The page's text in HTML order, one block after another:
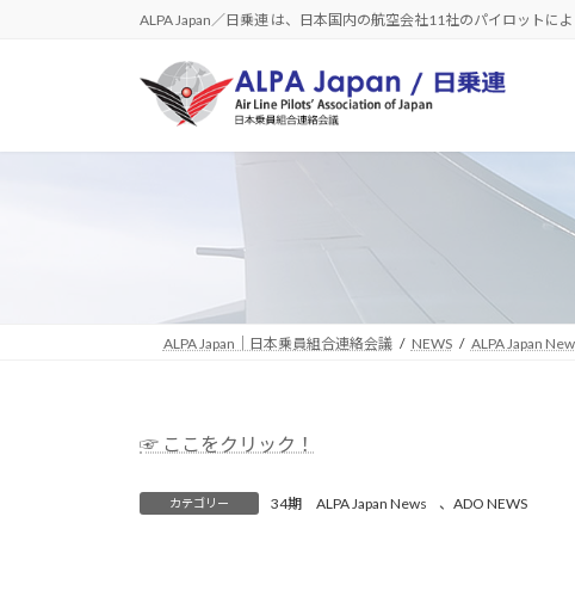
へ
ョ
ALPA Japan／日乗連 は、日本国内の航空会社11社のパイロットによ
ALPA Japan｜日本乗員組合連絡会議 NEWS ALPA Japan
☞ ここをクリック！
カテゴリー 34期 ALPA Japan News 、 ADO NEWS